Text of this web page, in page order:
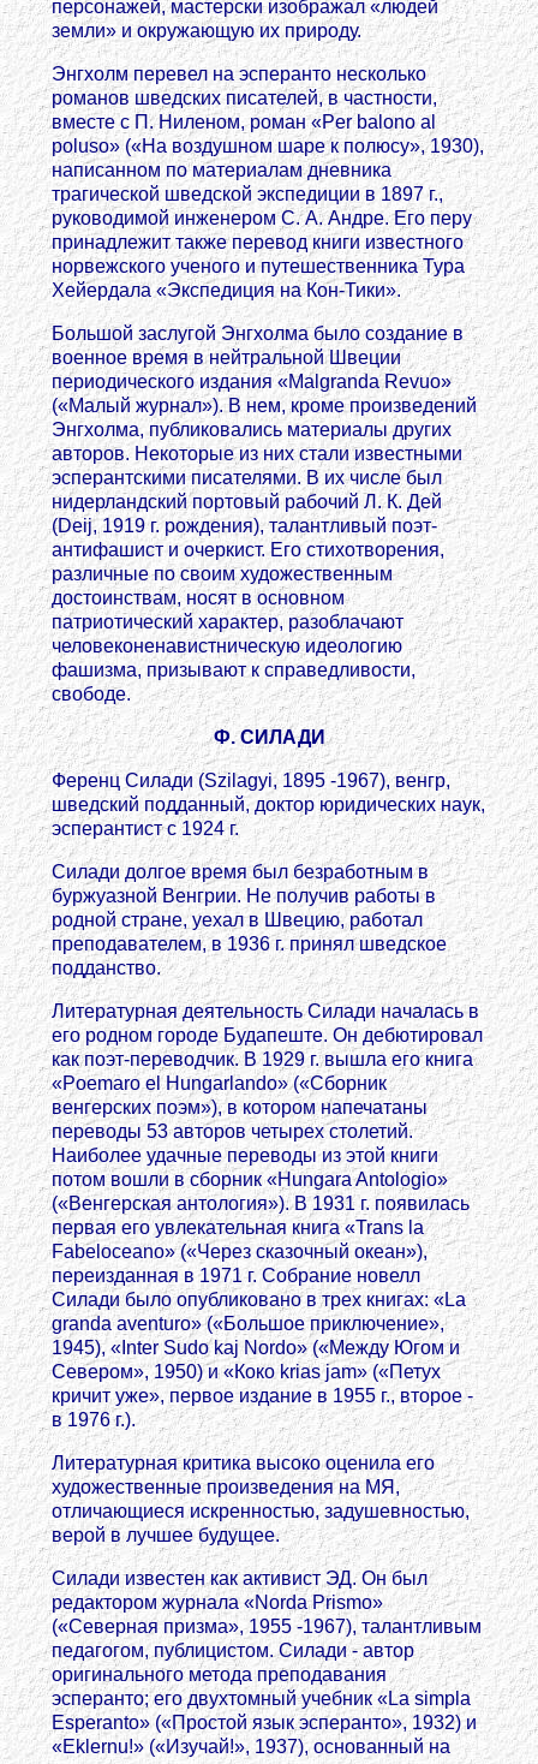
персонажей, мастерски изображал «людей
земли» и окружающую их природу.
Энгхолм перевел на эсперанто несколько
романов шведских писателей, в частности,
вместе с П. Ниленом, роман «Per balono al
poluso» («На воздушном шаре к полюсу», 1930),
написанном по материалам дневника
трагической шведской экспедиции в 1897 г.,
руководимой инженером С. А. Андре. Его перу
принадлежит также перевод книги известного
норвежского ученого и путешественника Тура
Хейердала «Экспедиция на Кон-Тики».
Большой заслугой Энгхолма было создание в
военное время в нейтральной Швеции
периодического издания «Malgranda Revuo»
(«Малый журнал»). В нем, кроме произведений
Энгхолма, публиковались материалы других
авторов. Некоторые из них стали известными
эсперантскими писателями. В их числе был
нидерландский портовый рабочий Л. К. Дей
(Deij, 1919 г. рождения), талантливый поэт-
антифашист и очеркист. Его стихотворения,
различные по своим художественным
достоинствам, носят в основном
патриотический характер, разоблачают
человеконенавистническую идеологию
фашизма, призывают к справедливости,
свободе.
Ф. СИЛАДИ
Ференц Силади (Szilagyi, 1895 -1967), венгр,
шведский подданный, доктор юридических наук,
эсперантист с 1924 г.
Силади долгое время был безработным в
буржуазной Венгрии. Не получив работы в
родной стране, уехал в Швецию, работал
преподавателем, в 1936 г. принял шведское
подданство.
Литературная деятельность Силади началась в
его родном городе Будапеште. Он дебютировал
как поэт-переводчик. В 1929 г. вышла его книга
«Poemaro el Hungarlando» («Сборник
венгерских поэм»), в котором напечатаны
переводы 53 авторов четырех столетий.
Наиболее удачные переводы из этой книги
потом вошли в сборник «Hungara Antologio»
(«Венгерская антология»). В 1931 г. появилась
первая его увлекательная книга «Trans la
Fabeloceano» («Через сказочный океан»),
переизданная в 1971 г. Собрание новелл
Силади было опубликовано в трех книгах: «La
granda aventuro» («Большое приключение»,
1945), «Inter Sudo kaj Nordo» («Между Югом и
Севером», 1950) и «Коко krias jam» («Петух
кричит уже», первое издание в 1955 г., второе -
в 1976 г.).
Литературная критика высоко оценила его
художественные произведения на МЯ,
отличающиеся искренностью, задушевностью,
верой в лучшее будущее.
Силади известен как активист ЭД. Он был
редактором журнала «Norda Prismo»
(«Северная призма», 1955 -1967), талантливым
педагогом, публицистом. Силади - автор
оригинального метода преподавания
эсперанто; его двухтомный учебник «La simpla
Esperanto» («Простой язык эсперанто», 1932) и
«Eklernu!» («Изучай!», 1937), основанный на